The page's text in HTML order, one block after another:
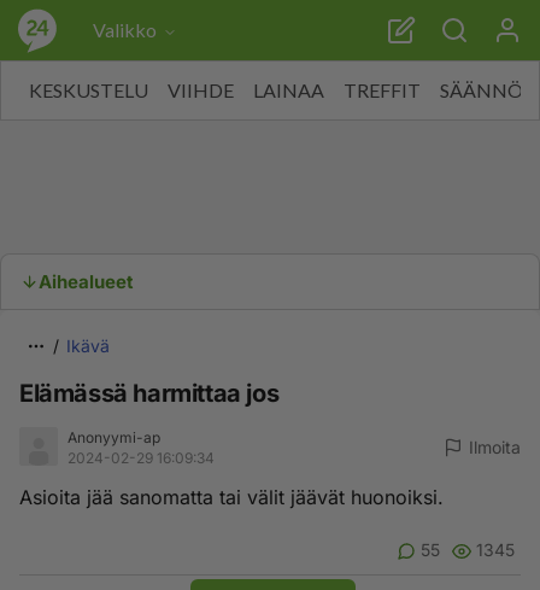
Valikko
KESKUSTELU VIIHDE LAINAA TREFFIT SÄÄNNÖT
Aihealueet
Ikävä
Elämässä harmittaa jos
Anonyymi-ap
2024-02-29 16:09:34
Ilmoita
Asioita jää sanomatta tai välit jäävät huonoiksi.
55 1345